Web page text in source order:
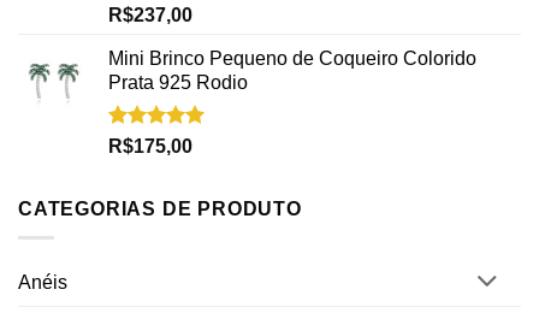
Avaliação
R$237,00
Mini Brinco Pequeno de Coqueiro Colorido
Prata 925 Rodio
Avaliação
R$175,00
CATEGORIAS DE PRODUTO
Anéis